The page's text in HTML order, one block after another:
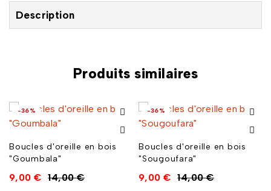
Description
Produits similaires
-36%
Boucles d'oreille en bois
"Goumbala"
14,00€
9,00 €
-36%
Boucles d'oreille en bois
"Sougoufara"
14,00€
9,00 €